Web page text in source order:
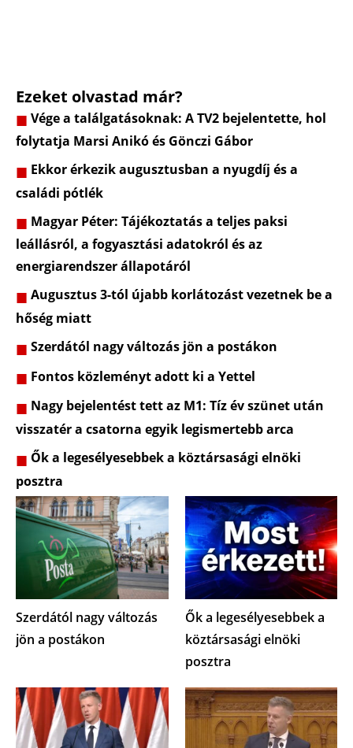
Ezeket olvastad már?
Vége a találgatásoknak: A TV2 bejelentette, hol
folytatja Marsi Anikó és Gönczi Gábor
Ekkor érkezik augusztusban a nyugdíj és a
családi pótlék
Magyar Péter: Tájékoztatás a teljes paksi
leállásról, a fogyasztási adatokról és az
energiarendszer állapotáról
Augusztus 3-tól újabb korlátozást vezetnek be a
hőség miatt
Szerdától nagy változás jön a postákon
Fontos közleményt adott ki a Yettel
Nagy bejelentést tett az M1: Tíz év szünet után
visszatér a csatorna egyik legismertebb arca
Ők a legesélyesebbek a köztársasági elnöki
posztra
Szerdától nagy változás
jön a postákon
Ők a legesélyesebbek a
köztársasági elnöki
posztra